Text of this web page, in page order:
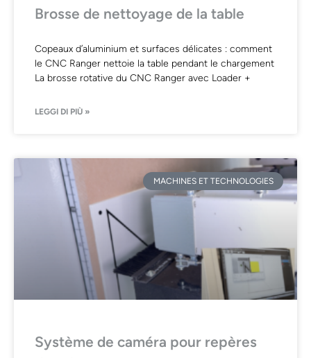
Brosse de nettoyage de la table
Copeaux d’aluminium et surfaces délicates : comment
le CNC Ranger nettoie la table pendant le chargement
La brosse rotative du CNC Ranger avec Loader +
LEGGI DI PIÙ »
MACHINES ET TECHNOLOGIES
Système de caméra pour repères